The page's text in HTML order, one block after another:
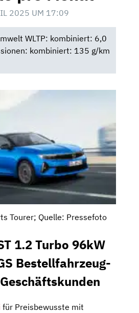
2025 UM 17:09
WLTP: kombiniert: 6,0
kombiniert: 135 g/km
Tourer; Quelle: Pressefoto
1.2 Turbo 96kW
Bestellfahrzeug-
für Preisbewusste mit